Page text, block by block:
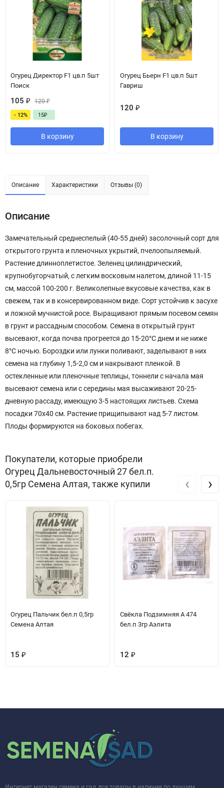
Огурец Директор F1 цв.п 5шт
Поиск
105 ₽ 120₽
- 12% 15₽
В корзину
Огурец Бьерн F1 цв.п 5шт
Гавриш
120 ₽
В корзину
Описание Характеристики Отзывы (0)
Описание
Замечательный среднеспелый (40-55 дней) засолочный сорт для
открытого грунта и пленочных укрытий, пчелоопыляемый.
Растение длинноплетистое. Зеленец цилиндрический,
крупнобугорчатый, с легким восковым налетом, длиной 11-15
см, массой 100-200 г. Великолепные вкусовые качества, как в
свежем, так и в консервированном виде. Сорт устойчив к засухе
и ложной мучнистой росе. Выращивают прямым посевом семян
в грунт и рассадным способом. Семена в открытый грунт
высевают, когда почва прогреется до 15-20°С днем и не ниже
8°С ночью. Бороздки или лунки поливают, заделывают в них
семена на глубину 1,5-2,0 см и накрывают пленкой. В
остекленные или пленочные теплицы, тоннели с начала мая
высевают семена или с середины мая высаживают 20-25-
дневную рассаду, имеющую 3-5 настоящих листьев. Схема
посадки 70х40 см. Растение прищипывают над 5-7 листом.
Плоды формируются на боковых побегах.
Покупатели, которые приобрели
Огурец Дальневосточный 27 бел.п.
0,5гр Семена Алтая, также купили
Огурец Пальчик бел.п 0,5гр
Семена Алтая
15 ₽
Свёкла Подзимняя А 474
бел.п 3гр Аэлита
12 ₽
‹ ›